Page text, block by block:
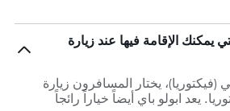
يمكنك الإقامة فيها عند زيارة
(فيكتوريا)، يختار المسافرون زيارة
يعد ابولو باي أيضاً خياراً رائجاً